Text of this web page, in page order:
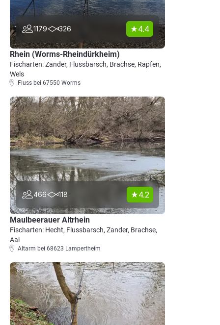
1179 326 4.4
Rhein (Worms-Rheindürkheim)
Fischarten: Zander, Flussbarsch, Brachse, Rapfen,
Wels
Fluss bei 67550 Worms
466 118 4.2
Maulbeerauer Altrhein
Fischarten: Hecht, Flussbarsch, Zander, Brachse,
Aal
Altarm bei 68623 Lampertheim